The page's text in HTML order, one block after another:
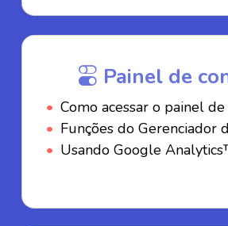
Painel de
Como acessar o painel
Funções do Gerenciador
Usando Google